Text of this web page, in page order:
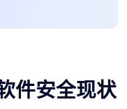
件安全现状